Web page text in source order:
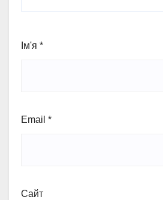
Ім'я *
Email *
Сайт